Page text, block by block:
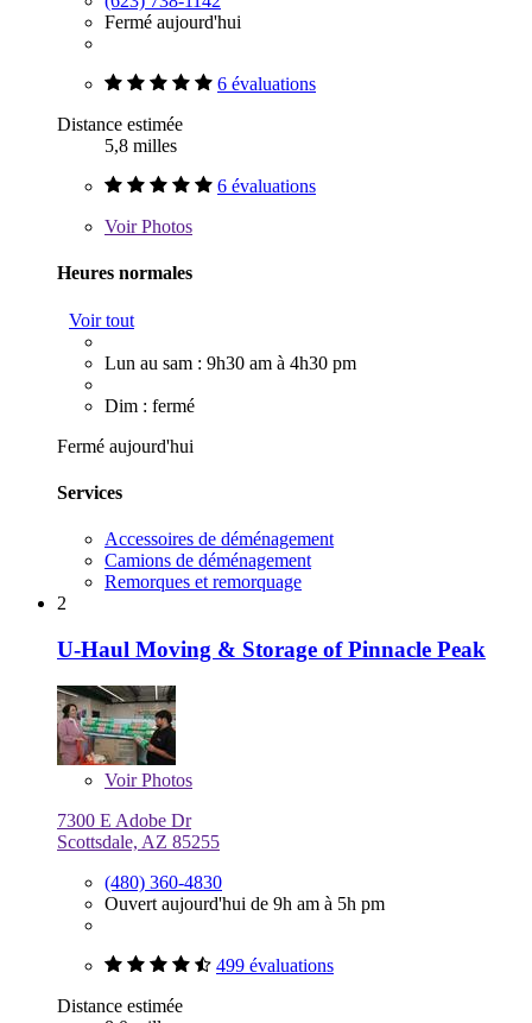
Fermé aujourd'hui
6 évaluations
Distance estimée
5,8 milles
6 évaluations
VoirPhotos
Heures normales
Voir tout
Lun au sam : 9h30 am à 4h30 pm
Dim : fermé
Fermé aujourd'hui
Services
Accessoires de déménagement
Camions de déménagement
Remorques et remorquage
2
U-Haul Moving & Storage of Pinnacle Peak
VoirPhotos
7300 E Adobe Dr
Scottsdale, AZ 85255
(480) 360-4830
Ouvert aujourd'hui de 9h am à 5h pm
499 évaluations
Distance estimée